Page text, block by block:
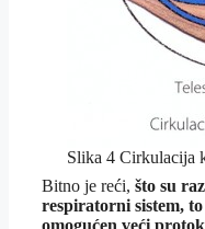
Slika 4 Cirkulacija
Bitno je reći, što su
respiratorni sistem,
omogućen veći